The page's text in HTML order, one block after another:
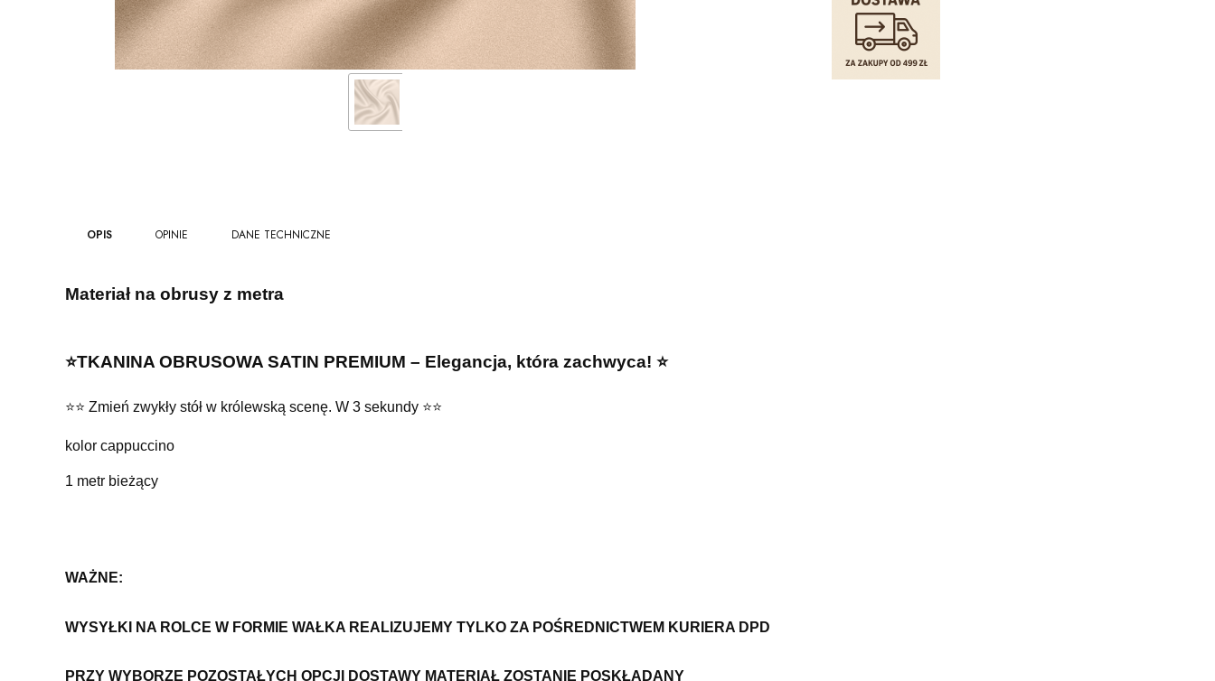
OPIS OPINIE DANE TECHNICZNE
Materiał na obrusy z metra
⭐️TKANINA OBRUSOWA SATIN PREMIUM – Elegancja, która zachwyca! ⭐️
⭐️⭐️ Zmień zwykły stół w królewską scenę. W 3 sekundy ⭐️⭐️
kolor cappuccino
1 metr bieżący
WAŻNE:
WYSYŁKI NA ROLCE W FORMIE WAŁKA REALIZUJEMY TYLKO ZA POŚREDNICTWEM KURIERA DPD
PRZY WYBORZE POZOSTAŁYCH OPCJI DOSTAWY MATERIAŁ ZOSTANIE POSKŁADANY